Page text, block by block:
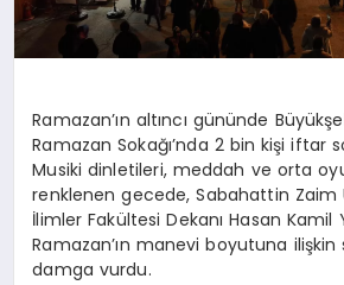
Ramazan’ın altıncı gününde
Ramazan Sokağı’nda 2 bin kişi iftar
Musiki dinletileri, meddah ve orta
renklenen gecede, Sabahattin Zaim
İlimler Fakültesi Dekanı Hasan Kamil
Ramazan’ın manevi boyutuna
damga vurdu.